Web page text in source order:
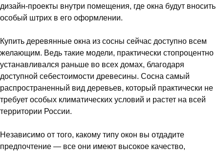
дизайн-проекты внутри помещения, где окна будут вносить
особый штрих в его оформлении.
Купить деревянные окна из сосны сейчас доступно всем
желающим. Ведь такие модели, практически стопроцентно
устанавливался раньше во всех домах, благодаря
доступной себестоимости древесины. Сосна самый
распространенный вид деревьев, который практически не
требует особых климатических условий и растет на всей
территории России.
Независимо от того, какому типу окон вы отдадите
предпочтение — все они имеют высокое качество,